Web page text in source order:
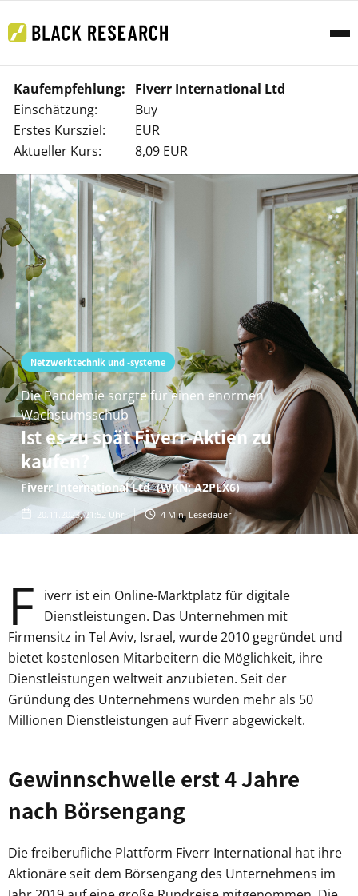
Kaufempfehlung:
Fiverr International Ltd
Einschätzung:
Buy
Erstes Kursziel:
EUR
Aktueller Kurs:
8,09 EUR
Netzwerktechnik und -systeme
Die Pandemie sorgte für einen enormen
Wachstumsschub
Ist es zu spät Fiverr-Aktien zu
kaufen?
Fiverr International Ltd (WKN: A2PLX6)
20.11.2023, 21:52 Uhr 4 Min. Lesedauer
F
Fiverr ist ein Online-Marktplatz für digitale
Dienstleistungen. Das Unternehmen mit
Firmensitz in Tel Aviv, Israel, wurde 2010 gegründet und
bietet kostenlosen Mitarbeitern die Möglichkeit, ihre
Dienstleistungen weltweit anzubieten. Seit der
Gründung des Unternehmens wurden mehr als 50
Millionen Dienstleistungen auf Fiverr abgewickelt.
Gewinnschwelle erst 4 Jahre
nach Börsengang
Die freiberufliche Plattform Fiverr International hat ihre
Aktionäre seit dem Börsengang des Unternehmens im